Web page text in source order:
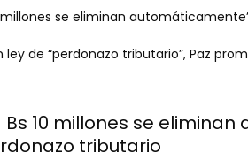
millones se eliminan
de “perdonazo tributario”, Paz
10 millones se
tributario